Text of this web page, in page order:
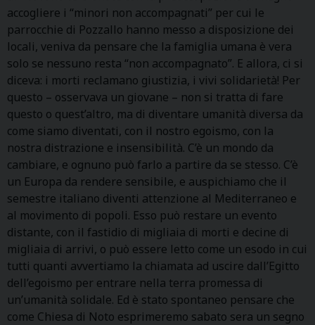
accogliere i “minori non accompagnati” per cui le
parrocchie di Pozzallo hanno messo a disposizione dei
locali, veniva da pensare che la famiglia umana è vera
solo se nessuno resta “non accompagnato”. E allora, ci si
diceva: i morti reclamano giustizia, i vivi solidarietà! Per
questo – osservava un giovane – non si tratta di fare
questo o quest’altro, ma di diventare umanità diversa da
come siamo diventati, con il nostro egoismo, con la
nostra distrazione e insensibilità. C’è un mondo da
cambiare, e ognuno può farlo a partire da se stesso. C’è
un Europa da rendere sensibile, e auspichiamo che il
semestre italiano diventi attenzione al Mediterraneo e
al movimento di popoli. Esso può restare un evento
distante, con il fastidio di migliaia di morti e decine di
migliaia di arrivi, o può essere letto come un esodo in cui
tutti quanti avvertiamo la chiamata ad uscire dall’Egitto
dell’egoismo per entrare nella terra promessa di
un’umanità solidale. Ed è stato spontaneo pensare che
come Chiesa di Noto esprimeremo sabato sera un segno